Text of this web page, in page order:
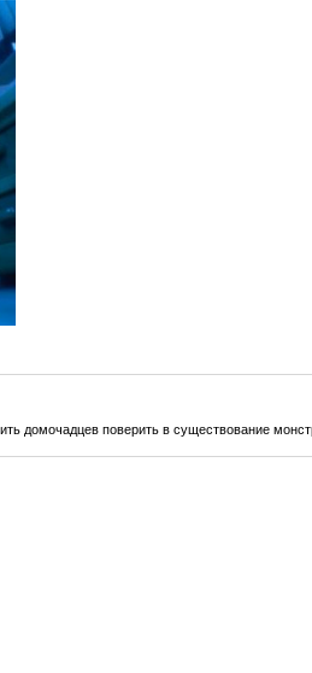
домочадцев поверить в существование